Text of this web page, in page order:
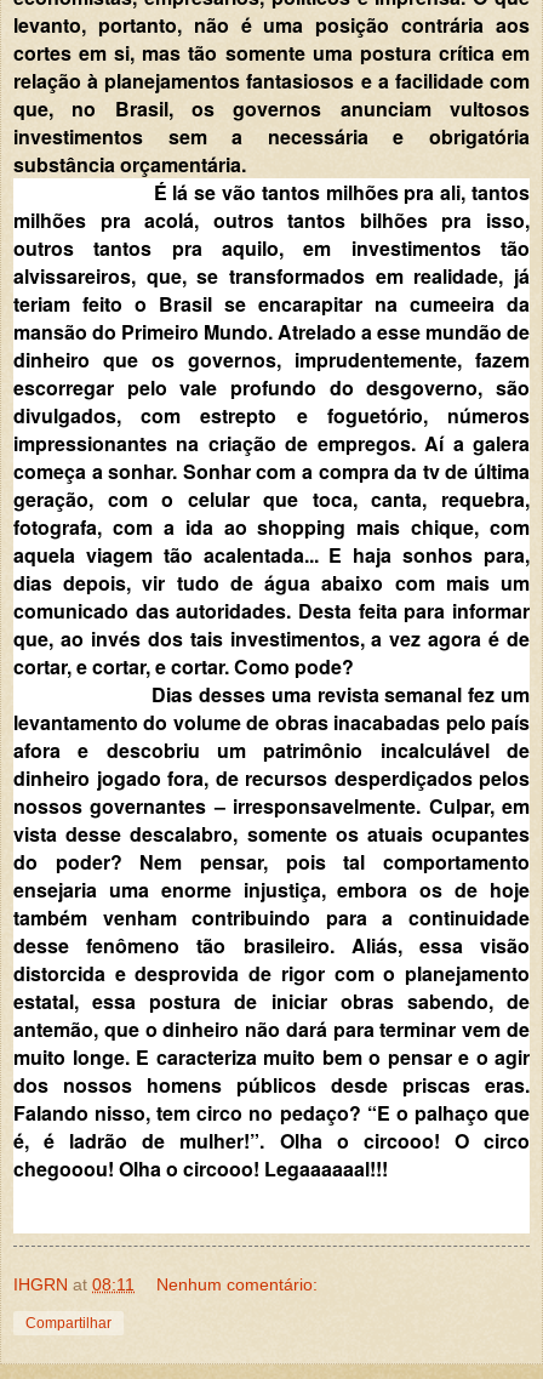
levanto, portanto, não é uma posição contrária aos
cortes em si, mas tão somente uma postura crítica em
relação à planejamentos fantasiosos e a facilidade com
que, no Brasil, os governos anunciam vultosos
investimentos sem a necessária e obrigatória
substância orçamentária.
É lá se vão tantos milhões pra ali, tantos
milhões pra acolá, outros tantos bilhões pra isso,
outros tantos pra aquilo, em investimentos tão
alvissareiros, que, se transformados em realidade, já
teriam feito o Brasil se encarapitar na cumeeira da
mansão do Primeiro Mundo. Atrelado a esse mundão de
dinheiro que os governos, imprudentemente, fazem
escorregar pelo vale profundo do desgoverno, são
divulgados, com estrepto e foguetório, números
impressionantes na criação de empregos. Aí a galera
começa a sonhar. Sonhar com a compra da tv de última
geração, com o celular que toca, canta, requebra,
fotografa, com a ida ao shopping mais chique, com
aquela viagem tão acalentada... E haja sonhos para,
dias depois, vir tudo de água abaixo com mais um
comunicado das autoridades. Desta feita para informar
que, ao invés dos tais investimentos, a vez agora é de
cortar, e cortar, e cortar. Como pode?
Dias desses uma revista semanal fez um
levantamento do volume de obras inacabadas pelo país
afora e descobriu um patrimônio incalculável de
dinheiro jogado fora, de recursos desperdiçados pelos
nossos governantes – irresponsavelmente. Culpar, em
vista desse descalabro, somente os atuais ocupantes
do poder? Nem pensar, pois tal comportamento
ensejaria uma enorme injustiça, embora os de hoje
também venham contribuindo para a continuidade
desse fenômeno tão brasileiro. Aliás, essa visão
distorcida e desprovida de rigor com o planejamento
estatal, essa postura de iniciar obras sabendo, de
antemão, que o dinheiro não dará para terminar vem de
muito longe. E caracteriza muito bem o pensar e o agir
dos nossos homens públicos desde priscas eras.
Falando nisso, tem circo no pedaço? “E o palhaço que
é, é ladrão de mulher!”. Olha o circooo! O circo
chegooou! Olha o circooo! Legaaaaaal!!!
IHGRN at 08:11 Nenhum comentário:
Compartilhar